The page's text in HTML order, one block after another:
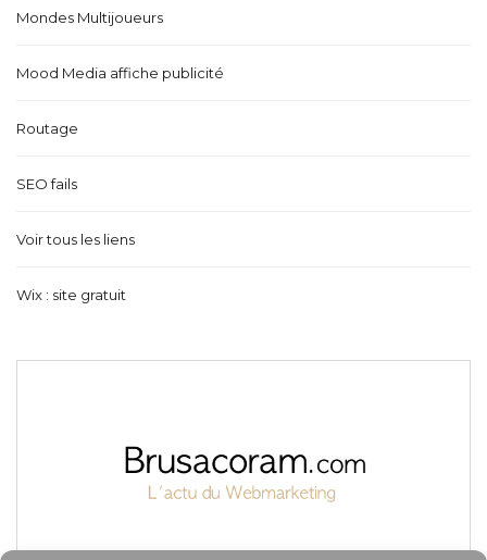
Mondes Multijoueurs
Mood Media affiche publicité
Routage
SEO fails
Voir tous les liens
Wix : site gratuit